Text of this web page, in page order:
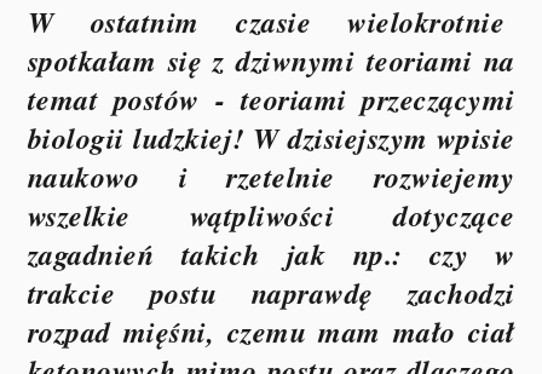
W ostatnim czasie wielokrotnie
spotkałam się z dziwnymi teoriami na
temat postów - teoriami przeczącymi
biologii ludzkiej! W dzisiejszym wpisie
naukowo i rzetelnie rozwiejemy
wszelkie wątpliwości dotyczące
zagadnień takich jak np.: czy w
trakcie postu naprawdę zachodzi
rozpad mięśni, czemu mam mało ciał